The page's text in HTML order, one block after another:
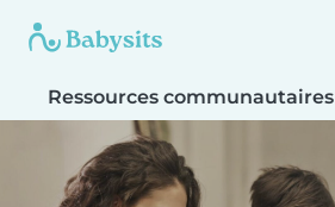
Ressources communautaires